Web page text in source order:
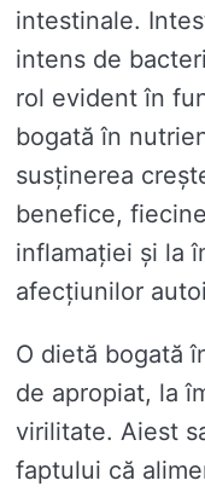
intestinale.
intens de
rol evident în
bogată în
susținerea
benefice,
inflamației și la
afecțiunilor
O dietă bogată
de apropiat, la
virilitate. Aiest
faptului că